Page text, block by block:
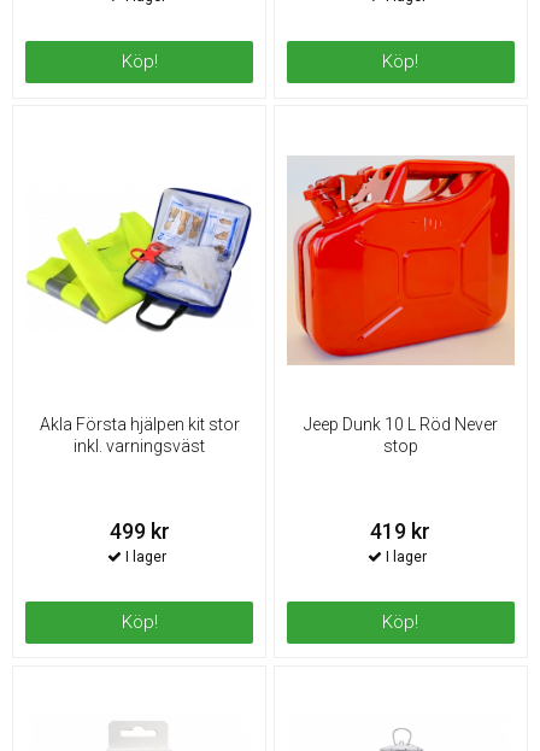
Köp! Köp!
Akla Första hjälpen kit stor
inkl. varningsväst
499 kr
Köp!
Jeep Dunk 10 L Röd Never
stop
419 kr
Köp!